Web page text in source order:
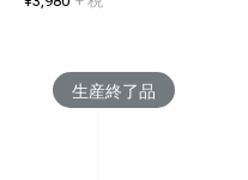
生産終了品